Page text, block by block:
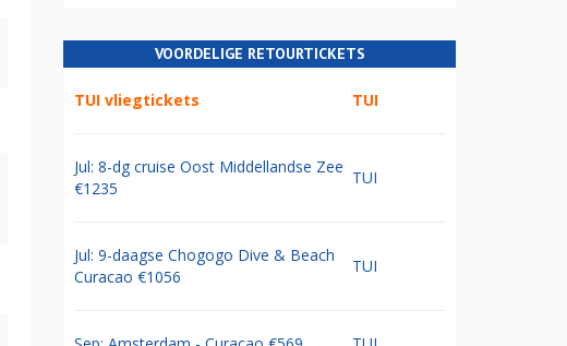
VOORDELIGE RETOURTICKETS
TUI vliegtickets TUI
Jul: 8-dg cruise Oost Middellandse Zee
€1235
TUI
Jul: 9-daagse Chogogo Dive & Beach
Curacao €1056
TUI